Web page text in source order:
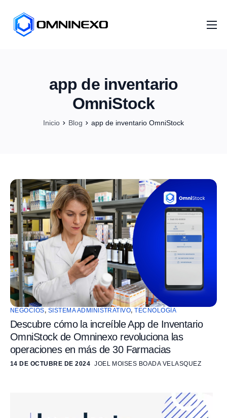
Servicios
Distribuidores
app de inventario
OmniStock
Inicio Blog app de inventario OmniStock
NEGOCIOS, SISTEMA ADMINISTRATIVO,TECNOLOGÍA
Descubre cómo la increíble App de Inventario
OmniStock de Omninexo revoluciona las
operaciones en más de 30 Farmacias
14 DE OCTUBRE DE 2024 JOEL MOISES BOADA VELASQUEZ